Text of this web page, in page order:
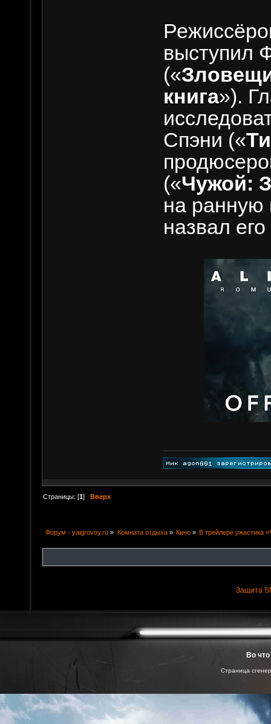
выступил
(«
книга»).
Спэни («
(«Чужой:
на ранную
назвал
Страницы: [1]Вверх
Форум - yaigrovoy.ru » Комната отдыха» Кино» В трейлере ужастика
Защита
Во
Страница